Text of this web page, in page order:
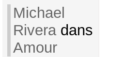
Michael
Riveradans
Amour